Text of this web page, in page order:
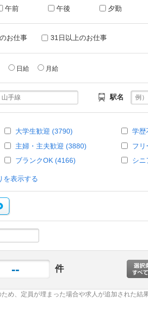
午前 午後 夕勤
お仕事 31日以上のお仕事
日給 月給
駅名
大学生歓迎 (3790)
学歴
主婦・主夫歓迎 (3880)
フリ
ブランクOK (4166)
シニ
を表示する
-- 件
め、定員が埋まった場合や求人が追加された結